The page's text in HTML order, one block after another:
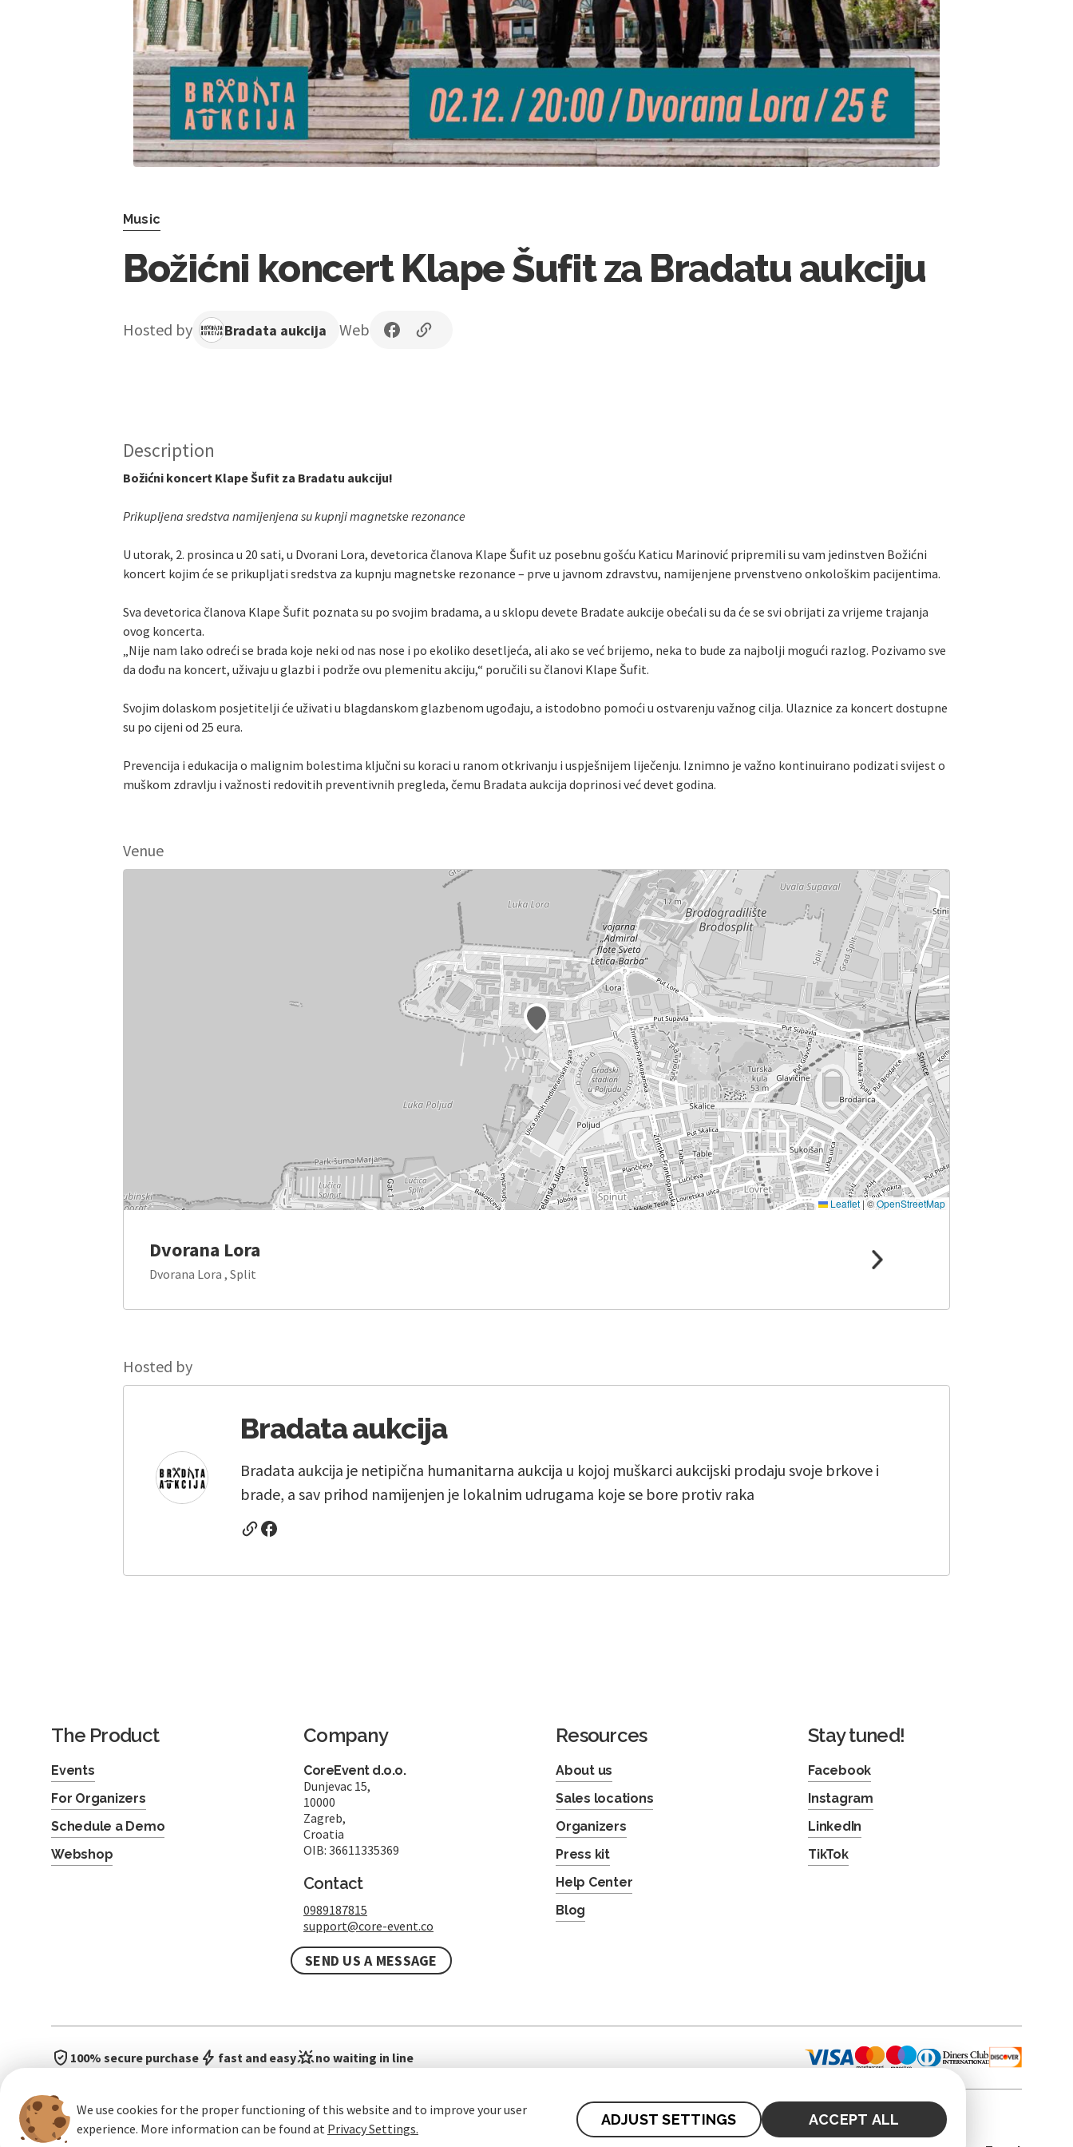
Music
Božićni koncert Klape Šufit za Bradatu aukciju
Hosted by Bradata aukcija Web
Description
Božićni koncert Klape Šufit za Bradatu aukciju!
Prikupljena sredstva namijenjena su kupnji magnetske rezonance
U utorak, 2. prosinca u 20 sati, u Dvorani Lora, devetorica članova Klape Šufit uz posebnu gošću Katicu Marinović pripremili su vam jedinstven Božićni
koncert kojim će se prikupljati sredstva za kupnju magnetske rezonance – prve u javnom zdravstvu, namijenjene prvenstveno onkološkim pacijentima.
Sva devetorica članova Klape Šufit poznata su po svojim bradama, a u sklopu devete Bradate aukcije obećali su da će se svi obrijati za vrijeme trajanja
ovog koncerta.
„Nije nam lako odreći se brada koje neki od nas nose i po ekoliko desetljeća, ali ako se već brijemo, neka to bude za najbolji mogući razlog. Pozivamo sve
da dođu na koncert, uživaju u glazbi i podrže ovu plemenitu akciju,“ poručili su članovi Klape Šufit.
Svojim dolaskom posjetitelji će uživati u blagdanskom glazbenom ugođaju, a istodobno pomoći u ostvarenju važnog cilja. Ulaznice za koncert dostupne
su po cijeni od 25 eura.
Prevencija i edukacija o malignim bolestima ključni su koraci u ranom otkrivanju i uspješnijem liječenju. Iznimno je važno kontinuirano podizati svijest o
muškom zdravlju i važnosti redovitih preventivnih pregleda, čemu Bradata aukcija doprinosi već devet godina.
Venue
Leaflet |©OpenStreetMap
Dvorana Lora
Dvorana Lora , Split
Hosted by
Bradata aukcija
Bradata aukcija je netipična humanitarna aukcija u kojoj muškarci aukcijski prodaju svoje brkove i
brade, a sav prihod namijenjen je lokalnim udrugama koje se bore protiv raka
We use cookies for the proper functioning of this website and to improve your user
experience. More information can be found at Privacy Settings.
ADJUST SETTINGS ACCEPT ALL
The Product
Events
For Organizers
Schedule a Demo
Webshop
Company
CoreEvent d.o.o.
Dunjevac 15,
10000
Zagreb,
Croatia
OIB: 36611335369
Contact
0989187815
support@core-event.co
SEND US A MESSAGE
Resources
About us
Sales locations
Organizers
Press kit
Help Center
Blog
Stay tuned!
Facebook
Instagram
LinkedIn
TikTok
100% secure purchase fast and easy no waiting in line